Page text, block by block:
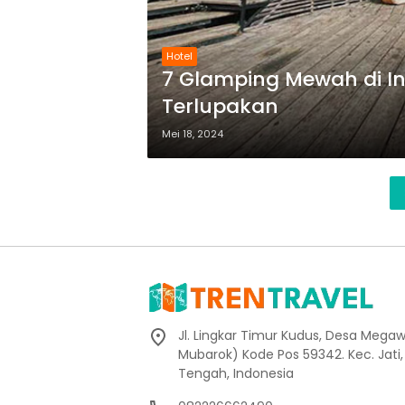
Hotel
7 Glamping Mewah di
Terlupakan
Mei 18, 2024
Jl. Lingkar Timur Kudus, Desa
Mubarok) Kode Pos 59342. Kec.
Tengah, Indonesia